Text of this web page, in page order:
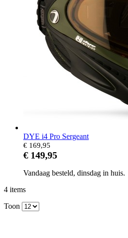
DYE i4 Pro Sergeant
€ 169,95
€ 149,95
Vandaag besteld, dinsdag in huis.
4 items
Toon